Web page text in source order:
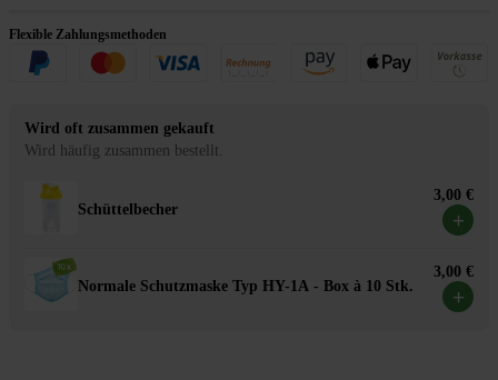
Flexible Zahlungsmethoden
Wird oft zusammen gekauft
Wird häufig zusammen bestellt.
Schüttelbecher
3,00 €
+
Normale Schutzmaske Typ HY-1A - Box à 10 Stk.
3,00 €
+